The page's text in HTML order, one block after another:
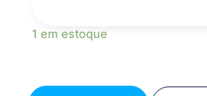
1 em estoque